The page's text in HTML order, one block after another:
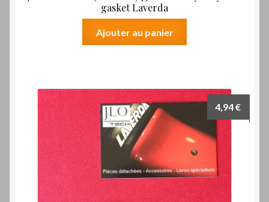
gasket Laverda
Ajouter au panier
4,94€